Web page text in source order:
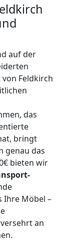
auf der
Feldkirch
das
bringt
genau das
bieten wir
Ihre Möbel –
an